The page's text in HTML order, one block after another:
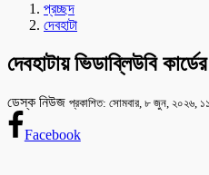
প্রচ্ছদ
দেবহাটা
দেবহাটায় ভিডাব্লিউবি
ডেস্ক নিউজ প্রকাশিত: সোমবার, ৮ জুন, ২০২৬,
Facebook